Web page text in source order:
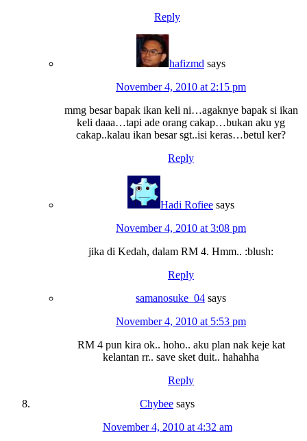
Reply
hafizmd says
November 4, 2010 at 2:15 pm
mmg besar bapak ikan keli ni…agaknye bapak si ikan
keli daaa…tapi ade orang cakap…bukan aku yg
cakap..kalau ikan besar sgt..isi keras…betul ker?
Reply
Hadi Rofiee says
November 4, 2010 at 3:08 pm
jika di Kedah, dalam RM 4. Hmm.. :blush:
Reply
samanosuke_04 says
November 4, 2010 at 5:53 pm
RM 4 pun kira ok.. hoho.. aku plan nak keje kat
kelantan rr.. save sket duit.. hahahha
Reply
Chybee says
November 4, 2010 at 4:32 am